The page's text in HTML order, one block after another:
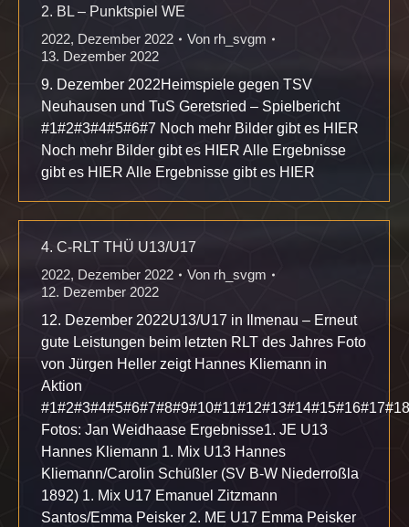
2. BL – Punktspiel WE
2022, Dezember 2022 Von rh_svgm
13. Dezember 2022
9. Dezember 2022Heimspiele gegen TSV
Neuhausen und TuS Geretsried – Spielbericht
#1#2#3#4#5#6#7 Noch mehr Bilder gibt es HIER
Noch mehr Bilder gibt es HIER Alle Ergebnisse
gibt es HIER Alle Ergebnisse gibt es HIER
4. C-RLT THÜ U13/U17
2022, Dezember 2022 Von rh_svgm
12. Dezember 2022
12. Dezember 2022U13/U17 in Ilmenau – Erneut
gute Leistungen beim letzten RLT des Jahres Foto
von Jürgen Heller zeigt Hannes Kliemann in
Aktion
#1#2#3#4#5#6#7#8#9#10#11#12#13#14#15#16#17#18
Fotos: Jan Weidhaase Ergebnisse1. JE U13
Hannes Kliemann 1. Mix U13 Hannes
Kliemann/Carolin Schüßler (SV B-W Niederroßla
1892) 1. Mix U17 Emanuel Zitzmann
Santos/Emma Peisker 2. ME U17 Emma Peisker